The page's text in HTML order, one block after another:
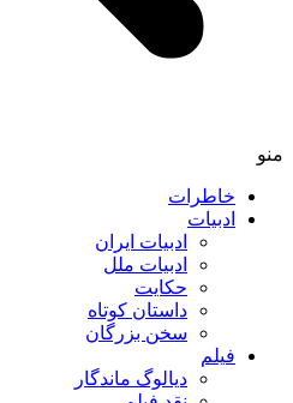
منو
خاطرات
ادبیات
ادبیات ایران
ادبیات ملل
حکایت
داستان کوتاه
سخن بزرگان
فیلم
دیالوگ ماندگار